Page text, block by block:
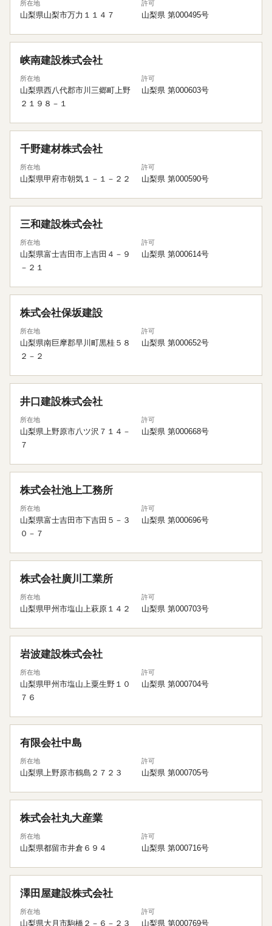
所在地
山梨県山梨市万力１１４７
許可
山梨県 第000495号
峡南建設株式会社
所在地
山梨県西八代郡市川三郷町上野
２１９８－１
許可
山梨県 第000603号
千野建材株式会社
所在地
山梨県甲府市朝気１－１－２２
許可
山梨県 第000590号
三和建設株式会社
所在地
山梨県富士吉田市上吉田４－９
－２１
許可
山梨県 第000614号
株式会社保坂建設
所在地
山梨県南巨摩郡早川町黒桂５８
２－２
許可
山梨県 第000652号
井口建設株式会社
所在地
山梨県上野原市八ツ沢７１４－
７
許可
山梨県 第000668号
株式会社池上工務所
所在地
山梨県富士吉田市下吉田５－３
０－７
許可
山梨県 第000696号
株式会社廣川工業所
所在地
山梨県甲州市塩山上萩原１４２
許可
山梨県 第000703号
岩波建設株式会社
所在地
山梨県甲州市塩山上粟生野１０
７６
許可
山梨県 第000704号
有限会社中島
所在地
山梨県上野原市鶴島２７２３
許可
山梨県 第000705号
株式会社丸大産業
所在地
山梨県都留市井倉６９４
許可
山梨県 第000716号
澤田屋建設株式会社
所在地
山梨県大月市駒橋２－６－２３
許可
山梨県 第000769号